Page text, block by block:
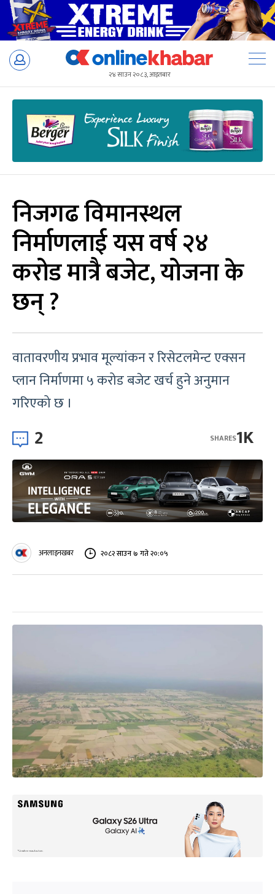
Skip
२४ साउन २०८३, आइतबार
निजगढ विमानस्थल
निर्माणलाई यस वर्ष २४
करोड मात्रै बजेट, योजना के
छन् ?
वातावरणीय प्रभाव मूल्यांकन र रिसेटलमेन्ट एक्सन
प्लान निर्माणमा ५ करोड बजेट खर्च हुने अनुमान
गरिएको छ ।
2 1K
SHARES
अनलाइनखबर २०८२ साउन ७ गते २०:०५